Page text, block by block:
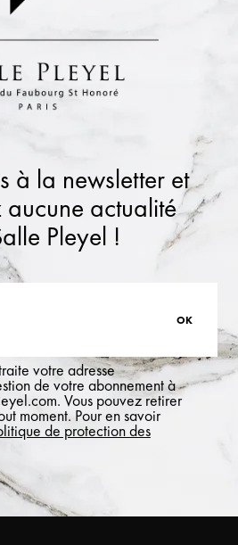
à la newsletter et
actualité
Pleyel !
votre adresse
de votre abonnement à
Vous pouvez retirer
moment. Pour en savoir
de protection des